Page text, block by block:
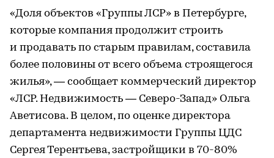
«Доля объектов «Группы ЛСР» в Петербурге,
которые компания продолжит строить
и продавать по старым правилам, составила
более половины от всего объема строящегося
жилья», — сообщает коммерческий директор
«ЛСР. Недвижимость — Северо-Запад» Ольга
Аветисова. В целом, по оценке директора
департамента недвижимости Группы ЦДС
Сергея Терентьева, застройщики в 70-80%